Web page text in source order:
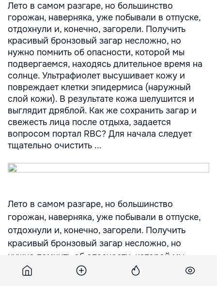
Лето в самом разгаре, но большинство
горожан, наверняка, уже побывали в отпуске,
отдохнули и, конечно, загорели. Получить
красивый бронзовый загар несложно, но
нужно помнить об опасности, которой мы
подвергаемся, находясь длительное время на
солнце. Ультрафиолет высушивает кожу и
повреждает клетки эпидермиса (наружный
слой кожи). В результате кожа шелушится и
выглядит дряблой. Как же сохранить загар и
свежесть лица после отдыха, задается
вопросом портал RBC? Для начала следует
тщательно очистить ...
Лето в самом разгаре, но большинство
горожан, наверняка, уже побывали в отпуске,
отдохнули и, конечно, загорели. Получить
красивый бронзовый загар несложно, но
нужно помнить об опасности, которой мы
подвергаемся, находясь длительное время на